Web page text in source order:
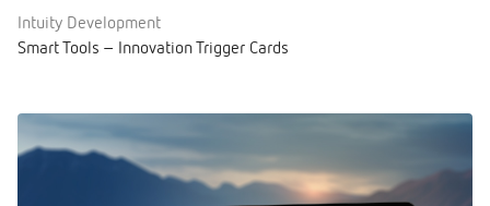
Intuity Development
Smart Tools – Innovation Trigger Cards